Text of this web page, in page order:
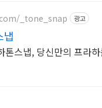
_tone_snap 광고
냅
톤스냅, 당신만의 프라